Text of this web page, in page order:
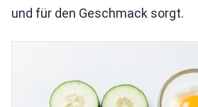
und für den Geschmack sorgt.